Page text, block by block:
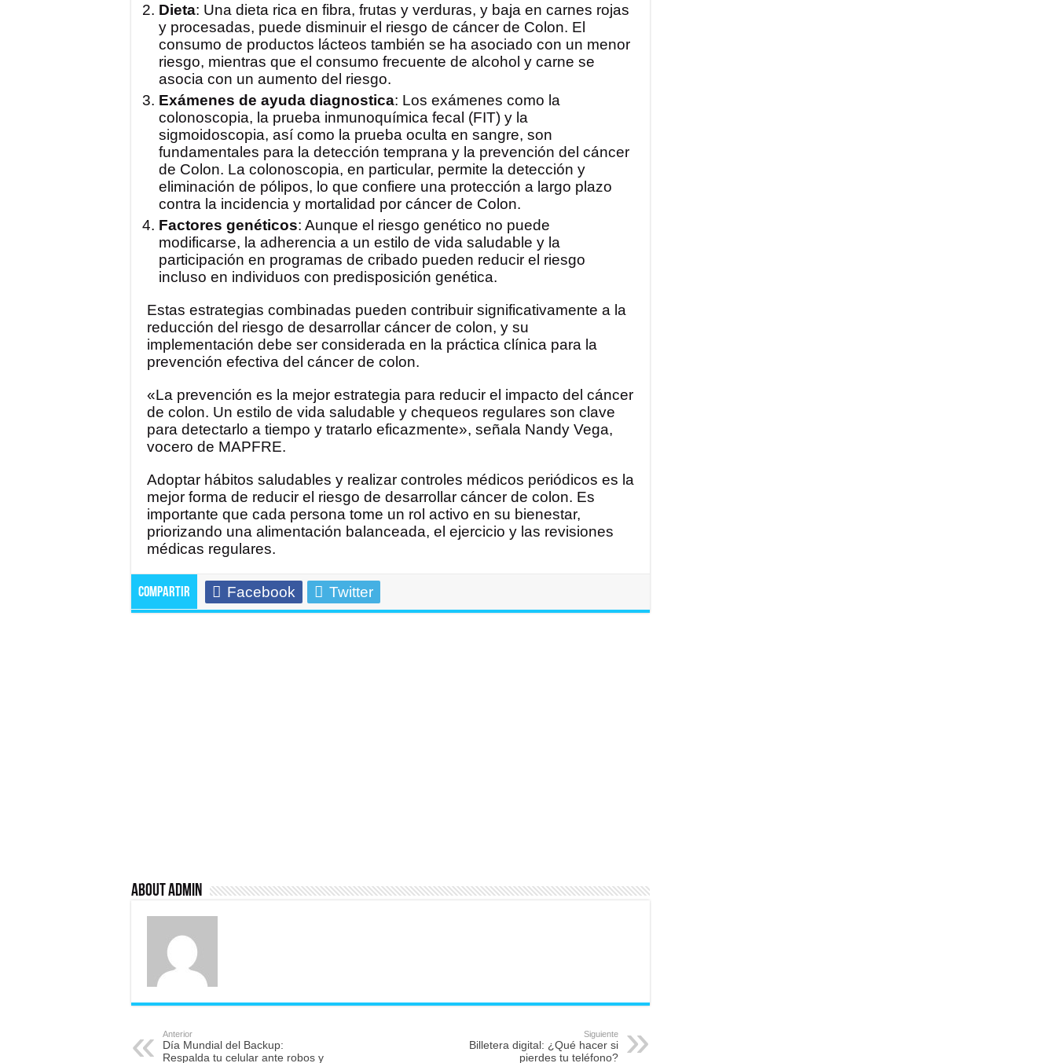
Dieta: Una dieta rica en fibra, frutas y verduras, y baja en carnes rojas
y procesadas, puede disminuir el riesgo de cáncer de Colon. El
consumo de productos lácteos también se ha asociado con un menor
riesgo, mientras que el consumo frecuente de alcohol y carne se
asocia con un aumento del riesgo.
Exámenes de ayuda diagnostica: Los exámenes como la
colonoscopia, la prueba inmunoquímica fecal (FIT) y la
sigmoidoscopia, así como la prueba oculta en sangre, son
fundamentales para la detección temprana y la prevención del cáncer
de Colon. La colonoscopia, en particular, permite la detección y
eliminación de pólipos, lo que confiere una protección a largo plazo
contra la incidencia y mortalidad por cáncer de Colon.
Factores genéticos: Aunque el riesgo genético no puede
modificarse, la adherencia a un estilo de vida saludable y la
participación en programas de cribado pueden reducir el riesgo
incluso en individuos con predisposición genética.
Estas estrategias combinadas pueden contribuir significativamente a la
reducción del riesgo de desarrollar cáncer de colon, y su
implementación debe ser considerada en la práctica clínica para la
prevención efectiva del cáncer de colon.
«La prevención es la mejor estrategia para reducir el impacto del cáncer
de colon. Un estilo de vida saludable y chequeos regulares son clave
para detectarlo a tiempo y tratarlo eficazmente», señala Nandy Vega,
vocero de MAPFRE.
Adoptar hábitos saludables y realizar controles médicos periódicos es la
mejor forma de reducir el riesgo de desarrollar cáncer de colon. Es
importante que cada persona tome un rol activo en su bienestar,
priorizando una alimentación balanceada, el ejercicio y las revisiones
médicas regulares.
Compartir Facebook Twitter
About admin
Anterior
Día Mundial del Backup:
Respalda tu celular ante robos y
Siguiente
Billetera digital: ¿Qué hacer si
pierdes tu teléfono?